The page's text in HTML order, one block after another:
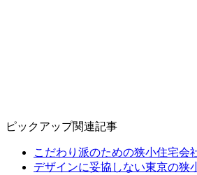
ピックアップ関連記事
こだわり派のための狭小住宅会
デザインに妥協しない東京の狭